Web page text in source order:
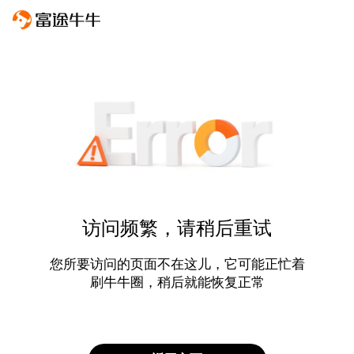
访问频繁，请稍后重试
您所要访问的页面不在这儿，它可能正忙着
刷牛牛圈，稍后就能恢复正常